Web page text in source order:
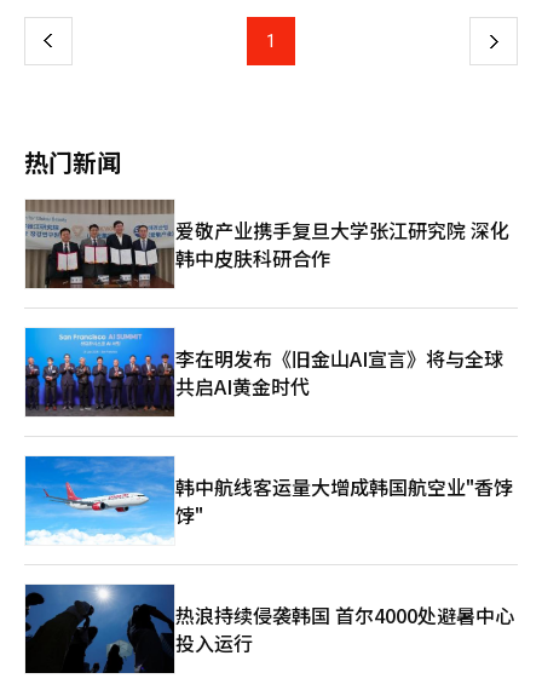
注射市场主要以去氧胆酸（DCA）成分为主。代表性产品包括大荣
制药的“紫罗兰”和LG化学的“贝拉克林”。这些产品通过直接
全性和有效性。该公司通过增加肉毒毒素“纳博塔”和填充剂“迪
以全球首款胆酸（CA）成分的脂肪分解注射剂“纽比聚”为市场
攻势。该产品采用低表面活性剂的胆酸，旨在减少疼痛、肿胀和淤
血等不良反应，推出两个月内累计销售量达到1万瓶。 公司表示，
通过“纽比聚”，其原本以肉毒毒素和填充剂为主的美容产品组合
已扩展至脂肪分解注射。美迪克斯相关人士表示：“随着肥胖治疗
药物使用的增加，消费者对仅管理特定部位的需求也在上升，脂肪
分解注射的施治也在增加。” 业内人士认为，由于竞争对手尚不
多，加之非手术美容治疗需求持续增长，脂肪分解注射市场仍有很
大的增长潜力。一位业内人士表示：“随着GLP-1肥胖治疗药物的
普及，体型管理的关注度也在上升。脂肪分解注射与肥胖治疗药物
是互补市场，因此相关产品组合的构建将持续进行。”
附近的Olive Young首店航程约为3小时。李会长借此集团重要活动
容市场，首店的初期表现将成为北美业务扩展速度的试金石。帕萨
迪纳的门店位于人流密集的商圈，附近有苹果店，加州理工学院和
帕萨迪纳市立学院等。周边还有Abercrombie、Sephora等全球
零售、时尚、美容品牌店，能够同时吸引当地消费者和游客的需
求。 李会长亲自关注Olive Young的背景在于其业绩增长。根据CJ
的业务报告，去年CJ Olive Young的单独营业收入为5.8335万亿韩
元，同比增长21.8%。营业利润为7447亿韩元，增长22.5%。年销
售额即将突破6万亿，集团内的盈利贡献度显著提升。今年第一季
度的单独营业收入也达到1.5372万亿韩元，同比增长24.5%，继续
扩大规模。因此，李会长在今年持续进行Olive Young的现场管
理。今年1月，他曾前往Olive Better在首尔光化门的首家门店。3
月，他还访问了在首尔明洞开设的Olive Young中央明洞店，检查
了店内动线和主要产品，并亲自购买商品。CJ Olive Young也在加
国专用电子商务平台。将不再仅依赖全球商城的销售，而是建立本
地门店与在线商城共同运营的结构。物流基础设施也已建立。CJ
Olive Young在3月于加利福尼亚州布卢明顿建立了当地物流中
心“美国西部中心”。该中心面积约3600平方米（1100坪），将
支持入驻美国门店的品牌的本地分销。公司计划根据未来货物量的
增加逐步扩展该中心，并考虑在东部地区增设物流中心。CJ Olive
Young相关人士表示：“美国首店和美国专用在线商城同时开业，
通过西部中心实现本地配送，提升了美国消费者的购物便利性，我
们将努力推动K美容产业的增长。”※ 本报道经人工智能（AI）系
统翻译与编辑。
上 1 下
热门新闻
爱敬产业携手复旦大学张江研究院 深化
韩中皮肤科研合作
李在明发布《旧金山AI宣言》将与全球
共启AI黄金时代
韩中航线客运量大增成韩国航空业"香饽
饽"
热浪持续侵袭韩国 首尔4000处避暑中心
投入运行